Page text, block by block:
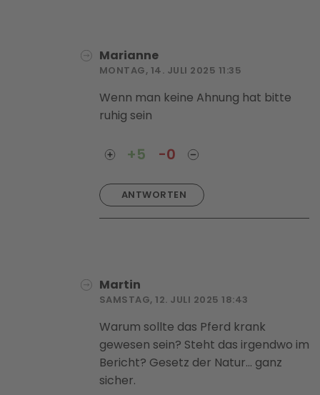
Marianne
MONTAG, 14. JULI 2025 11:35
Wenn man keine Ahnung hat bitte
ruhig sein
ANTWORTEN
+5 -0
Martin
SAMSTAG, 12. JULI 2025 18:43
Warum sollte das Pferd krank
gewesen sein? Steht das irgendwo im
Bericht? Gesetz der Natur... ganz
sicher.